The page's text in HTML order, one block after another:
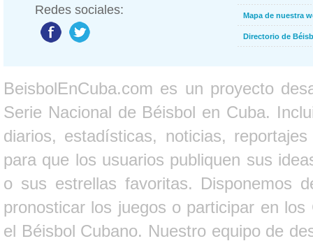
Redes sociales: Mapa de nuestra
Directorio de
BeisbolEnCuba.com es un proyecto
Serie Nacional de Béisbol en Cuba.
diarios, estadísticas, noticias,
para que los usuarios publiquen sus
o sus estrellas favoritas. Disponemos
pronosticar los juegos o participar en
el Béisbol Cubano. Nuestro equipo de